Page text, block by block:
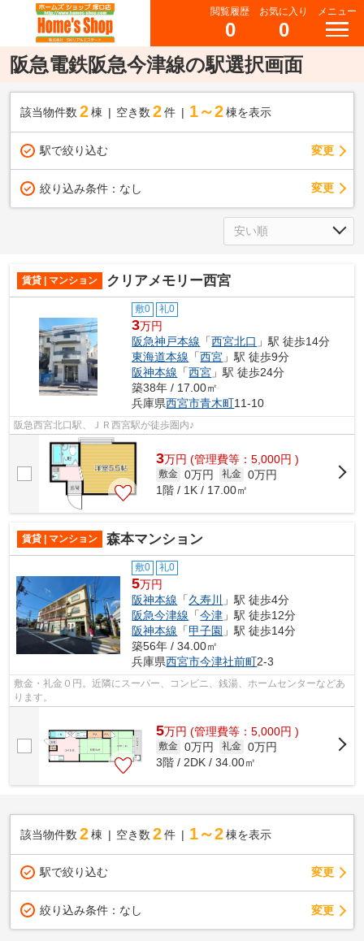
閲覧履歴
0
お気に入り
0
メニュー
阪急電鉄阪急今津線の駅選択画面
該当物件数 2棟 空き数 2 件 1～2 棟を表示
駅で絞り込む 変更
絞り込み条件： なし 変更
賃貸 | マンション クリアメモリー西宮
敷0 礼0
3万円
阪急神戸本線 「西宮北口 」駅 徒歩14分
東海道本線 「西宮 」駅 徒歩9分
阪神本線 「西宮 」駅 徒歩24分
築38年 / 17.00㎡
兵庫県西宮市青木町11-10
阪急西宮北口駅、ＪＲ西宮駅が徒歩圏内♪
3万円 (管理費等：5,000円 )
敷金 0万円 礼金 0万円
1階 / 1K / 17.00㎡
賃貸 | マンション 森本マンション
敷0 礼0
5万円
阪神本線 「久寿川
」駅 徒歩4分
阪急今津線 「今津 」駅 徒歩12分
阪神本線 「甲子園 」駅 徒歩14分
築56年 / 34.00㎡
兵庫県西宮市今津社前町2-3
敷金・礼金０円。近隣にスーパー、コンビニ、銭湯、ホームセンターなどあ
ります。
5万円 (管理費等：5,000円 )
敷金 0万円 礼金 0万円
3階 / 2DK / 34.00㎡
該当物件数 2棟 空き数 2 件 1～2 棟を表示
駅で絞り込む 変更
絞り込み条件： なし 変更